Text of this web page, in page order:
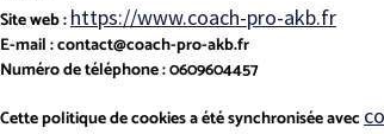
Site web :https://www.coach-pro-akb.fr
E-mail :contact@coach-pro-akb.fr
Numéro de téléphone : 0609604457
Cette politique de cookies a été synchronisée avec